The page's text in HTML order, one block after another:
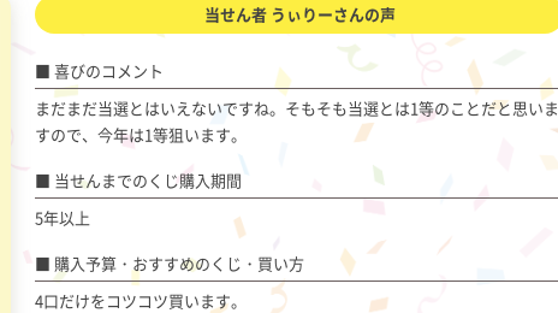
当せん者 うぃりーさんの声
喜びのコメント
まだまだ当選とはいえないですね。そもそも当選とは1等のことだと思いま
すので、今年は1等狙います。
当せんまでのくじ購入期間
5年以上
購入予算・おすすめのくじ・買い方
4口だけをコツコツ買います。